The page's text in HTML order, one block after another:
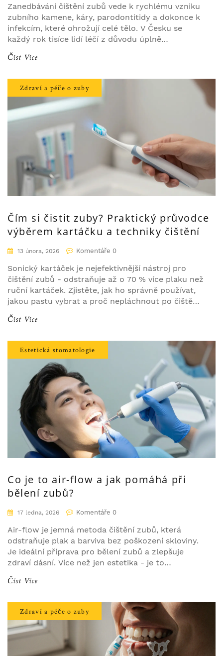
Zanedbávání čištění zubů vede k rychlému vzniku
zubního kamene, káry, parodontitidy a dokonce k
infekcím, které ohrožují celé tělo. V Česku se
každý rok tisíce lidí léčí z důvodu úplně
preventibilních problémů.
Číst Více
Zdraví a péče o zuby
Čím si čistit zuby? Praktický průvodce
výběrem kartáčku a techniky čištění
13 února, 2026 Komentáře 0
Sonický kartáček je nejefektivnější nástroj pro
čištění zubů - odstraňuje až o 70 % více plaku než
ruční kartáček. Zjistěte, jak ho správně používat,
jakou pastu vybrat a proč nepláchnout po čištění.
2026.
Číst Více
Estetická stomatologie
Co je to air-flow a jak pomáhá při
bělení zubů?
17 ledna, 2026 Komentáře 0
Air-flow je jemná metoda čištění zubů, která
odstraňuje plak a barviva bez poškození skloviny.
Je ideální příprava pro bělení zubů a zlepšuje
zdraví dásní. Více než jen estetika - je to
Číst Více
Zdraví a péče o zuby